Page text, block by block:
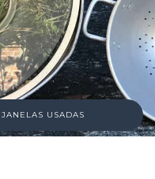
JANELAS USADAS